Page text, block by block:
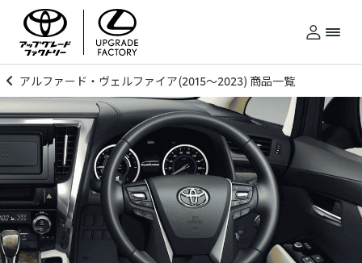
アルファード・ヴェルファイア(2015～2023) 商品一覧